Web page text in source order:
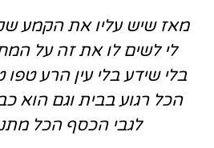
מאז שיש עליו את הקמע
לי לשים לו את זה על
בלי שידע בלי עין הרע
הכל רגוע בבית וגם הוא
לגבי הכסף הכל